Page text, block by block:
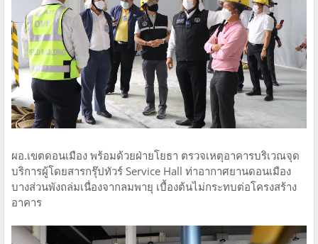
ผอ.เขตดอนเมือง พร้อมด้วยฝ่ายโยธา ตรวจเหตุอาคารบริเวณจุด
บริการผู้โดยสารกรุ๊ปทัวร์ Service Hall ท่าอากาศยานดอนเมือง
บางส่วนพังถล่มเนื่องจากลมพายุ เบื้องต้นไม่กระทบต่อโครงสร้าง
อาคาร